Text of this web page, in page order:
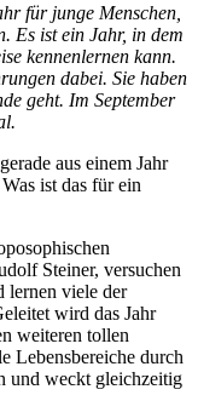
für junge Menschen,
Es ist ein Jahr, in dem
kennenlernen kann.
dabei. Sie haben
geht. Im September
aus einem Jahr
ist das für ein
Steiner, versuchen
lernen viele der
wird das Jahr
weiteren tollen
Lebensbereiche durch
und weckt gleichzeitig